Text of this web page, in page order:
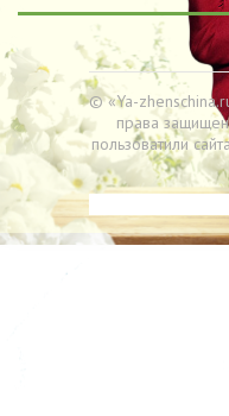
© «Ya-
права
пользоватили